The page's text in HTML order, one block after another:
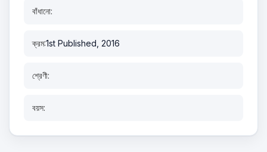
বাঁধানো:
ক্রম:1st Published, 2016
শ্রেণী:
বয়স: